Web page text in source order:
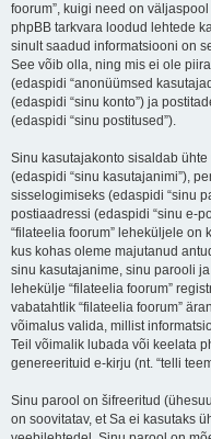
foorum”, kuigi need on
phpBB tarkvara loodud lehtede
sinult saadud informatsiooni on
See võib olla, ning mis ei ole
(edaspidi “anonüümsed
(edaspidi “sinu konto”) ja
(edaspidi “sinu postitused”).
Sinu kasutajakonto sisaldab
(edaspidi “sinu kasutajanimi”),
sisselogimiseks (edaspidi “sinu
postiaadressi (edaspidi “sinu e-
“filateelia foorum” leheküljele
kus kohas oleme majutanud
sinu kasutajanime, sinu parooli
lehekülje “filateelia foorum”
vabatahtlik “filateelia foorum”
võimalus valida, millist
Teil võimalik lubada või keelata
genereerituid e-kirju (nt. “telli
Sinu parool on šifreeritud
on soovitatav, et Sa ei kasutaks